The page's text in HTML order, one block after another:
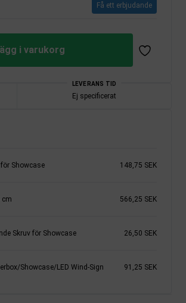
Få ett erbjudande
i varukorg
LEVERANS TID
Ej specificerat
Showcase 148,75 SEK
cm 566,25 SEK
Skruv för Showcase 26,50 SEK
Showcase/LED Wind-Sign 91,25 SEK